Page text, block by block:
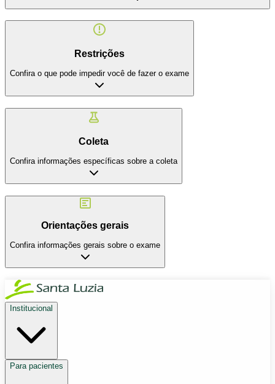
Restrições
Confira o que pode impedir você de fazer o exame
Coleta
Confira informações específicas sobre a coleta
Orientações gerais
Confira informações gerais sobre o exame
Institucional
Para pacientes